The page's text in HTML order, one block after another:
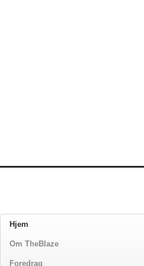
Hjem
Om TheBlaze
Foredrag